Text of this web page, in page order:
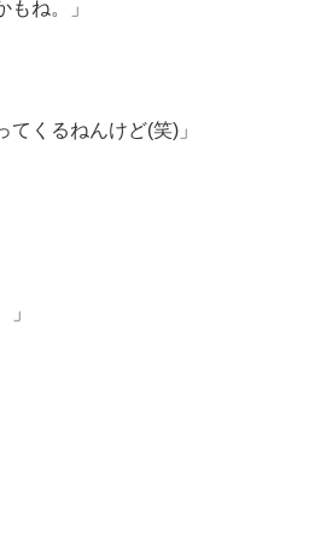
ね。」
くるねんけど(笑)」